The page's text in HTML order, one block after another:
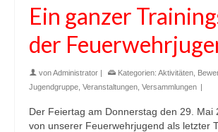
Ein ganzer
der
vonAdministrator | Kategorien: Aktivitäten
Jugendgruppe Veranstaltungen Versammlungen |
Der Feiertag am Donnerstag den 29. Mai
von unserer Feuerwehrjugend als letzter